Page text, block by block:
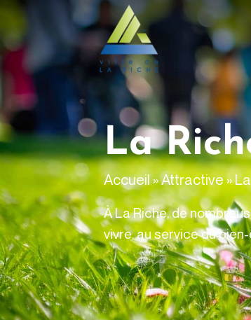
La
Accueil»Attractive»
À La Riche, de
vivre, au service du